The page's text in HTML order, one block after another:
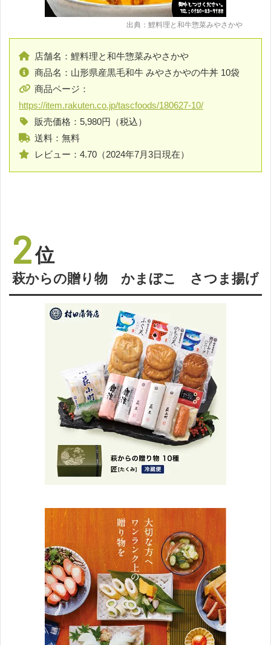
出典：鯉料理と和牛惣菜みやさかや
店舗名：鯉料理と和牛惣菜みやさかや
商品名：山形県産黒毛和牛 みやさかやの牛丼 10袋
商品ページ：
https://item.rakuten.co.jp/tascfoods/180627-10/
販売価格：5,980円（税込）
送料：無料
レビュー：4.70（2024年7月3日現在）
2位
萩からの贈り物 かまぼこ さつま揚げ